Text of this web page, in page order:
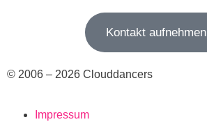
Kontakt aufnehmen
© 2006 – 2026 Clouddancers
Impressum